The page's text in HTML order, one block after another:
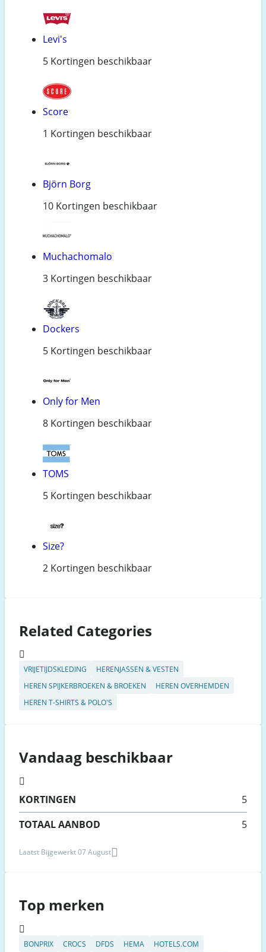
Levi's
5 Kortingen beschikbaar
Score
1 Kortingen beschikbaar
Björn Borg
10 Kortingen beschikbaar
Muchachomalo
3 Kortingen beschikbaar
Dockers
5 Kortingen beschikbaar
Only for Men
8 Kortingen beschikbaar
TOMS
5 Kortingen beschikbaar
Size?
2 Kortingen beschikbaar
Related Categories
VRIJETIJDSKLEDING
HERENJASSEN & VESTEN
HEREN SPIJKERBROEKEN & BROEKEN
HEREN OVERHEMDEN
HEREN T-SHIRTS & POLO'S
Vandaag beschikbaar
KORTINGEN
5
TOTAAL AANBOD
5
Laatst Bijgewerkt 07 August
Top merken
BONPRIX CROCS DFDS HEMA
HOTELS.COM